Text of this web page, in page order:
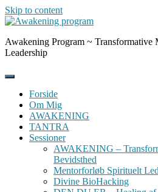
Skip to content
Awakening Program ~ Transformative
Leadership
Forside
Om Mig
AWAKENING
TANTRA
Sessioner
AWAKENING –
Bevidsthed
Mentorforløb Spirituelt
Divine BioHacking